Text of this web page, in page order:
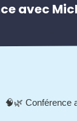
avec
🧠🌿 Conférence